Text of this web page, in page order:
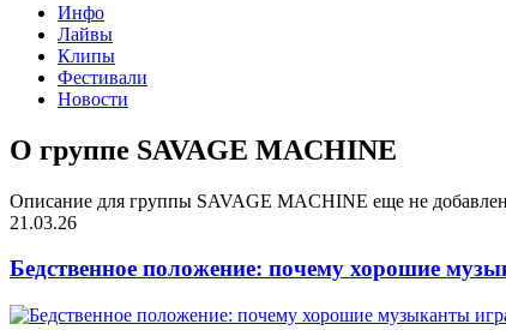
Инфо
Лайвы
Клипы
Фестивали
Новости
О группе SAVAGE MACHINE
Описание для группы SAVAGE MACHINE еще не
21.03.26
Бедственное положение: почему хорошие